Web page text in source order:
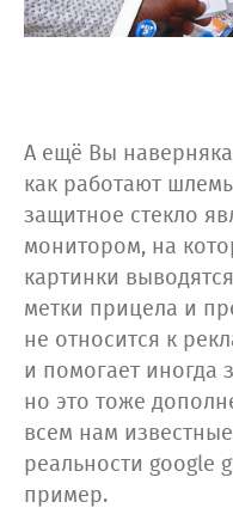
А ещё Вы
как работают
защитное стекло
монитором, на
картинки
метки прицела и
не относится к
и помогает иногда
но это тоже
всем нам
реальности google
пример.